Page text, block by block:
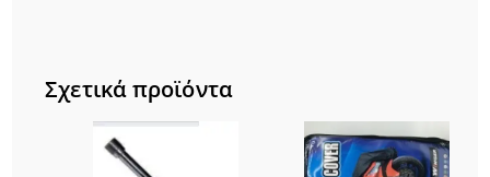
Σχετικά προϊόντα